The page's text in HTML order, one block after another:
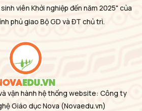
viên Khởi nghiệp đến năm 2025" của
phủ giao Bộ GD và ĐT chủ trì.
vận hành hệ thống website: Công ty
Giáo dục Nova (Novaedu.vn)